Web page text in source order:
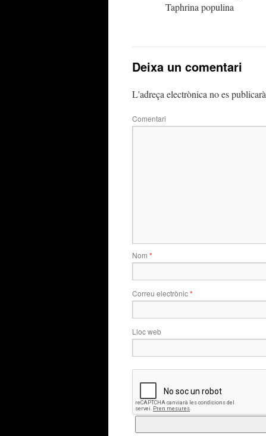
Taphrina populina
Deixa un comentari
L'adreça electrònica no es publicarà
Comentari
Nom *
Correu electrònic*
Lloc web